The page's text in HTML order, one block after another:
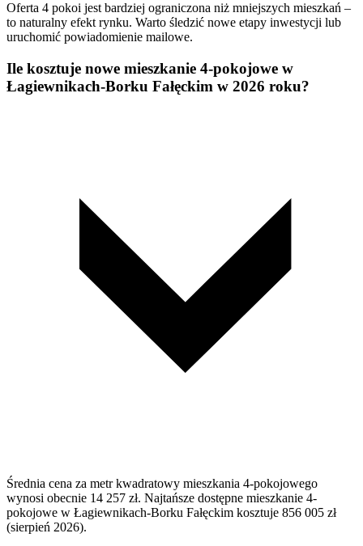
Oferta 4 pokoi jest bardziej ograniczona niż mniejszych mieszkań –
to naturalny efekt rynku. Warto śledzić nowe etapy inwestycji lub
uruchomić powiadomienie mailowe.
Ile kosztuje nowe mieszkanie 4-pokojowe w
Łagiewnikach-Borku Fałęckim w 2026 roku?
Średnia cena za metr kwadratowy mieszkania 4-pokojowego
wynosi obecnie 14 257 zł. Najtańsze dostępne mieszkanie 4-
pokojowe w Łagiewnikach-Borku Fałęckim kosztuje 856 005 zł
(sierpień 2026).